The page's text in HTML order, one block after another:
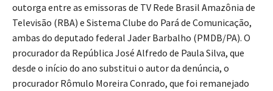
outorga entre as emissoras de TV Rede Brasil Amazônia de
Televisão (RBA) e Sistema Clube do Pará de Comunicação,
ambas do deputado federal Jader Barbalho (PMDB/PA). O
procurador da República José Alfredo de Paula Silva, que
desde o início do ano substitui o autor da denúncia, o
procurador Rômulo Moreira Conrado, que foi remanejado